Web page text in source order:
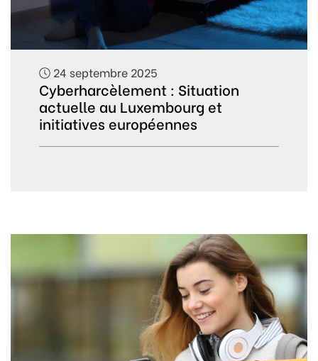
24 septembre 2025
Cyberharcèlement : Situation
actuelle au Luxembourg et
initiatives européennes